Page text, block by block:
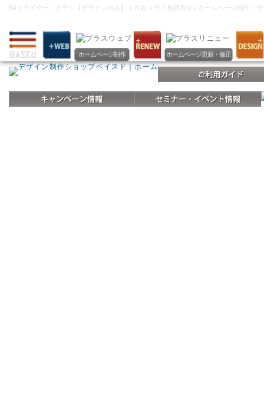
B4フライヤー・チラシ【デザインのみ】 > 片面 > ラフ原稿有り / ホームページ制作・
ホームページ制作 ホームページ更新・修正